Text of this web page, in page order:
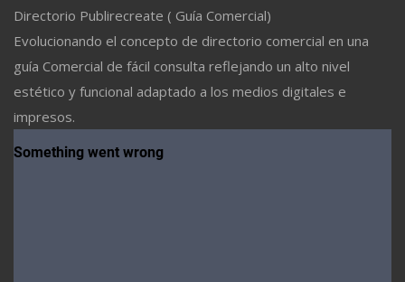
Directorio Publirecreate ( Guía Comercial)
Evolucionando el concepto de directorio comercial en una
guía Comercial de fácil consulta reflejando un alto nivel
estético y funcional adaptado a los medios digitales e
impresos.